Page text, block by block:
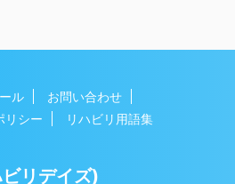
ル
お問い合わせ
リシー
リハビリ用語集
リデイズ)
リハビリデイズ) , 2026 All